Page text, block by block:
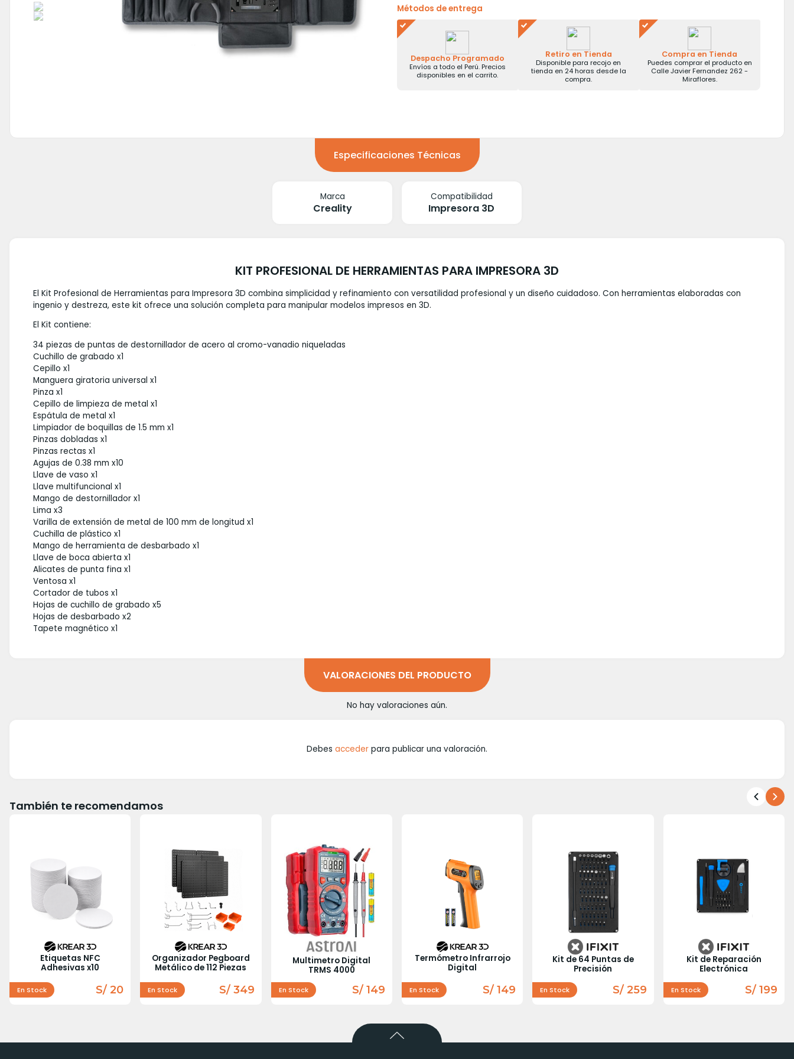
Métodos de entrega
Despacho Programado
Envíos a todo el Perú. Precios
disponibles en el carrito.
Retiro en Tienda
Disponible para recojo en
tienda en 24 horas desde la
compra.
Compra en Tienda
Puedes comprar el producto en
Calle Javier Fernandez 262 -
Miraflores.
Especificaciones Técnicas
Marca
Creality
Compatibilidad
Impresora 3D
KIT PROFESIONAL DE HERRAMIENTAS PARA IMPRESORA 3D
El Kit Profesional de Herramientas para Impresora 3D combina simplicidad y refinamiento con versatilidad profesional y un diseño cuidadoso. Con herramientas elaboradas con
ingenio y destreza, este kit ofrece una solución completa para manipular modelos impresos en 3D.
El Kit contiene:
34 piezas de puntas de destornillador de acero al cromo-vanadio niqueladas
Cuchillo de grabado x1
Cepillo x1
Manguera giratoria universal x1
Pinza x1
Cepillo de limpieza de metal x1
Espátula de metal x1
Limpiador de boquillas de 1.5 mm x1
Pinzas dobladas x1
Pinzas rectas x1
Agujas de 0.38 mm x10
Llave de vaso x1
Llave multifuncional x1
Mango de destornillador x1
Lima x3
Varilla de extensión de metal de 100 mm de longitud x1
Cuchilla de plástico x1
Mango de herramienta de desbarbado x1
Llave de boca abierta x1
Alicates de punta fina x1
Ventosa x1
Cortador de tubos x1
Hojas de cuchillo de grabado x5
Hojas de desbarbado x2
Tapete magnético x1
VALORACIONES DEL PRODUCTO
No hay valoraciones aún.
Debes acceder para publicar una valoración.
También te recomendamos
Etiquetas NFC
Adhesivas x10
En Stock S/ 20
Organizador Pegboard
Metálico de 112 Piezas
En Stock S/ 349
Multimetro Digital
TRMS 4000
En Stock S/ 149
Termómetro Infrarrojo
Digital
En Stock S/ 149
Kit de 64 Puntas de
Precisión
En Stock S/ 259
Kit de Reparación
Electrónica
En Stock S/ 199